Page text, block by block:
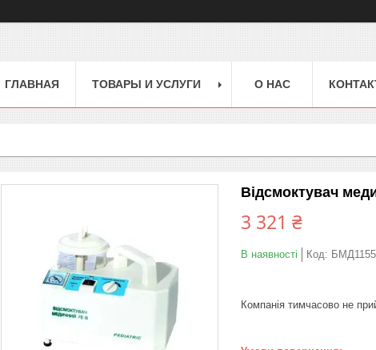
ГЛАВНАЯ ТОВАРЫ И УСЛУГИ О НАС
Відсмоктувач
3 321 ₴
В наявності Код: БМД1155
Компанія тимчасово не